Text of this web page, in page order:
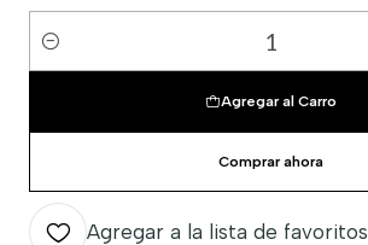
Cantidad
Agregar al Carro
Comprar ahora
Agregar a la lista de favoritos